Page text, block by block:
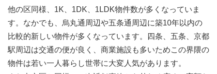
他の区同様、1K、1DK、1LDK物件数が多くなっていま
す。なかでも、烏丸通周辺や五条通周辺に築10年以内の
比較的新しい物件が多くなっています。四条、五条、京都
駅周辺は交通の便が良く、商業施設も多いためこの界隈の
物件は若い一人暮らし世帯に大変人気があります。